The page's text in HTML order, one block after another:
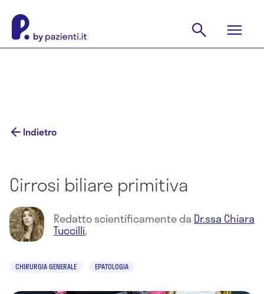
Indietro
Cirrosi biliare primitiva
Redatto scientificamente da Dr.ssa Chiara
Tuccilli,
CHIRURGIA GENERALE EPATOLOGIA